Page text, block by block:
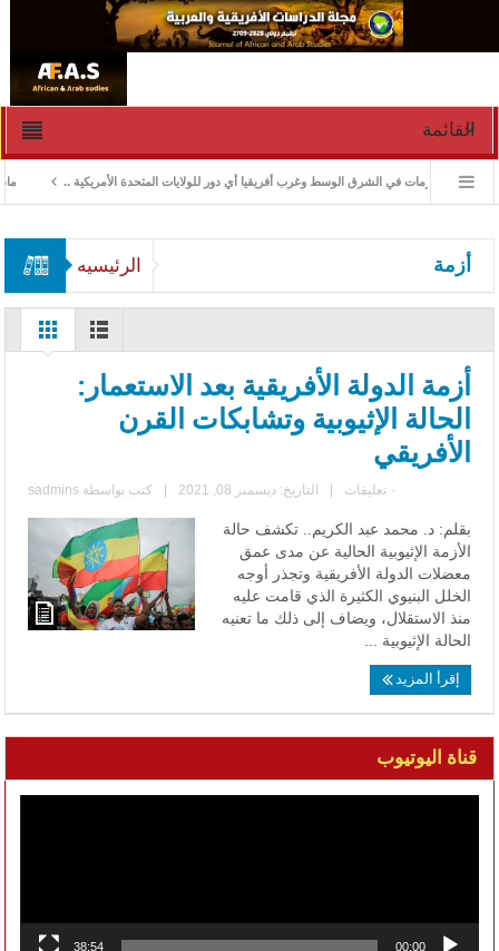
القائمة
ماذا ادارة الأزمات في الشرق الوسط وغرب أفريقيا أي دور للولايات المتحدة الأمريكية ..
الرئيسيه أزمة
أزمة الدولة الأفريقية بعد الاستعمار:
الحالة الإثيوبية وتشابكات القرن
الأفريقي
كتب بواسطة sadmins | التاريخ: ديسمبر 08, 2021 | ٠ تعليقات
بقلم: د. محمد عبد الكريم.. تكشف حالة
الأزمة الإثيوبية الحالية عن مدى عمق
معضلات الدولة الأفريقية وتجذر أوجه
الخلل البنيوي الكثيرة الذي قامت عليه
منذ الاستقلال، ويضاف إلى ذلك ما تعنيه
الحالة الإثيوبية ...
إقرأ المزيد
قناة اليوتيوب
00:00
38:54